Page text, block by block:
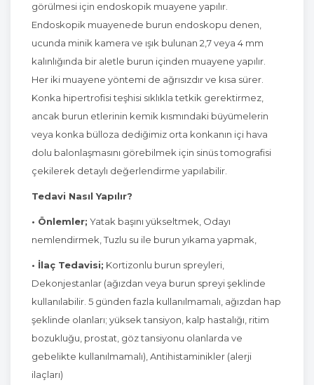
görülmesi için endoskopik muayene yapılır.
Endoskopik muayenede burun endoskopu denen,
ucunda minik kamera ve ışık bulunan 2,7 veya 4 mm
kalınlığında bir aletle burun içinden muayene yapılır.
Her iki muayene yöntemi de ağrısızdır ve kısa sürer.
Konka hipertrofisi teşhisi sıklıkla tetkik gerektirmez,
ancak burun etlerinin kemik kısmındaki büyümelerin
veya konka bülloza dediğimiz orta konkanın içi hava
dolu balonlaşmasını görebilmek için sinüs tomografisi
çekilerek detaylı değerlendirme yapılabilir.
Tedavi Nasıl Yapılır?
• Önlemler; Yatak başını yükseltmek, Odayı
nemlendirmek, Tuzlu su ile burun yıkama yapmak,
• İlaç Tedavisi; Kortizonlu burun spreyleri,
Dekonjestanlar (ağızdan veya burun spreyi şeklinde
kullanılabilir. 5 günden fazla kullanılmamalı, ağızdan hap
şeklinde olanları; yüksek tansiyon, kalp hastalığı, ritim
bozukluğu, prostat, göz tansiyonu olanlarda ve
gebelikte kullanılmamalı), Antihistaminikler (alerji
ilaçları)